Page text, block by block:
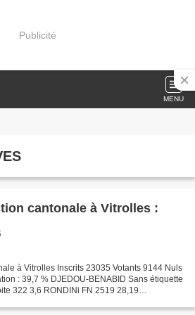
Publicité
MENU
cantonale à Vitrolles :
à Vitrolles Inscrits 23035 Votants 9144 Nuls
: 39,7 % DJEDOU-BENABID Sans étiquette
322 3,6 RONDINi FN 2519 28,19